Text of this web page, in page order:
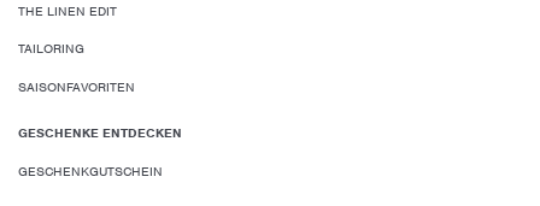
THE LINEN EDIT
TAILORING
SAISONFAVORITEN
GESCHENKE ENTDECKEN
GESCHENKGUTSCHEIN